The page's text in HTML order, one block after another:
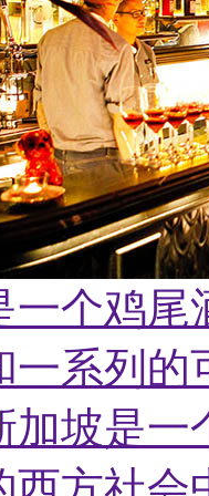
一个鸡尾
一系列的
加坡是一